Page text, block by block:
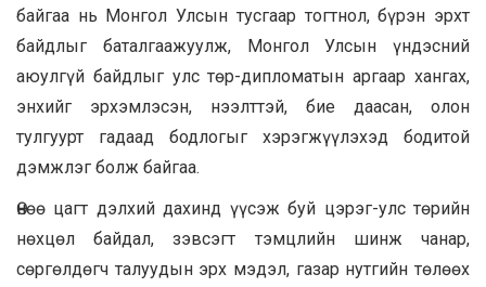
байгаа нь Монгол Улсын тусгаар тогтнол, бүрэн эрхт
байдлыг баталгаажуулж, Монгол Улсын үндэсний
аюулгүй байдлыг улс төр-дипломатын аргаар хангах,
энхийг эрхэмлэсэн, нээлттэй, бие даасан, олон
тулгуурт гадаад бодлогыг хэрэгжүүлэхэд бодитой
дэмжлэг болж байгаа.
Өнөө цагт дэлхий дахинд үүсэж буй цэрэг-улс төрийн
нөхцөл байдал, зэвсэгт тэмцлийн шинж чанар,
сөргөлдөгч талуудын эрх мэдэл, газар нутгийн төлөөх